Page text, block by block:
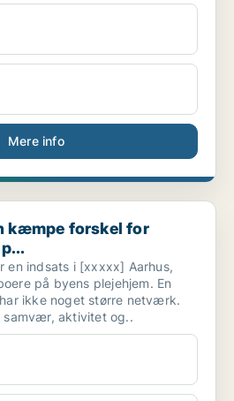
Mere info
forskel for ensomme ældre p...
kæmpe forskel for
en indsats i [xxxxx] Aarhus,
på byens plejehjem. En
ikke noget større netværk.
samvær, aktivitet og..